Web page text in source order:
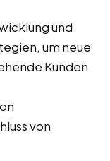
und
um neue
Kunden
von